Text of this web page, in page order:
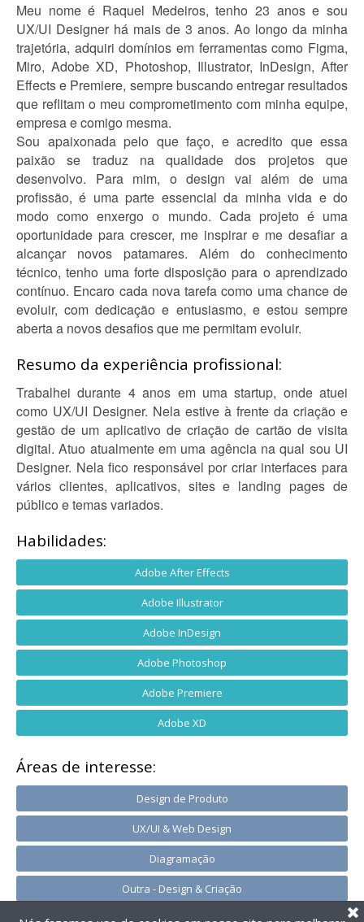
Meu nome é Raquel Medeiros, tenho 23 anos e sou
UX/UI Designer há mais de 3 anos. Ao longo da minha
trajetória, adquiri domínios em ferramentas como Figma,
Miro, Adobe XD, Photoshop, Illustrator, InDesign, After
Effects e Premiere, sempre buscando entregar resultados
que reflitam o meu comprometimento com minha equipe,
empresa e comigo mesma.
Sou apaixonada pelo que faço, e acredito que essa
paixão se traduz na qualidade dos projetos que
desenvolvo. Para mim, o design vai além de uma
profissão, é uma parte essencial da minha vida e do
modo como enxergo o mundo. Cada projeto é uma
oportunidade para crescer, me inspirar e me desafiar a
alcançar novos patamares. Além do conhecimento
técnico, tenho uma forte disposição para o aprendizado
contínuo. Encaro cada nova tarefa como uma chance de
evoluir, com dedicação e entusiasmo, e estou sempre
aberta a novos desafios que me permitam evoluir.
Resumo da experiência profissional:
Trabalhei durante 4 anos em uma startup, onde atuei
como UX/UI Designer. Nela estive à frente da criação e
gestão de um aplicativo de criação de cartão de visita
digital. Atuo atualmente em uma agência na qual sou UI
Designer. Nela fico responsável por criar interfaces para
vários clientes, aplicativos, sites e landing pages de
público e temas variados.
Habilidades:
Adobe After Effects
Adobe Illustrator
Adobe InDesign
Adobe Photoshop
Adobe Premiere
Adobe XD
Áreas de interesse:
Design de Produto
UX/UI & Web Design
Diagramação
Outra - Design & Criação